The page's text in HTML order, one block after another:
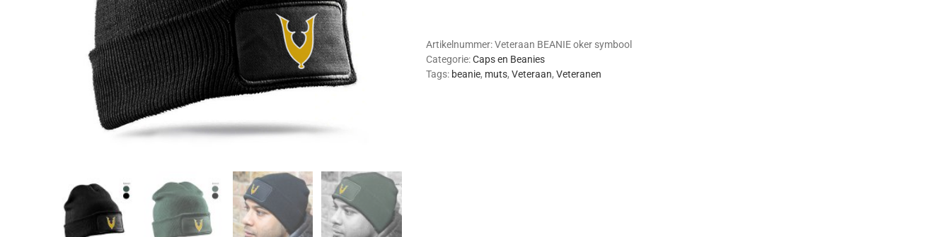
kleurig
symbool)
aantal
Artikelnummer:Veteraan BEANIE oker symbool
Categorie:Caps en Beanies
Tags: beanie, muts, Veteraan, Veteranen